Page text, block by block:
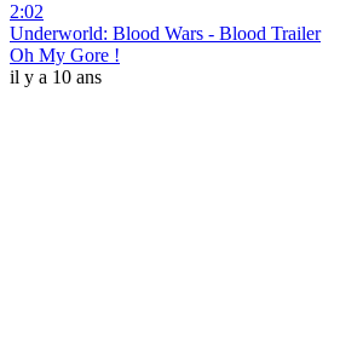
2:02
Underworld: Blood Wars - Blood Trailer
Oh My Gore !
il y a 10 ans